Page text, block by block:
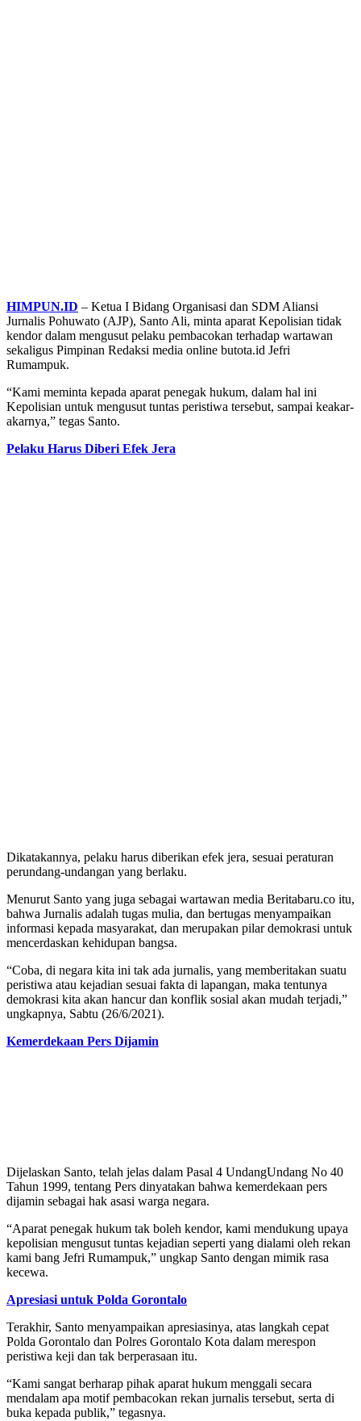
HIMPUN.ID – Ketua I Bidang Organisasi dan SDM Aliansi
Jurnalis Pohuwato (AJP), Santo Ali, minta aparat Kepolisian tidak
kendor dalam mengusut pelaku pembacokan terhadap wartawan
sekaligus Pimpinan Redaksi media online butota.id Jefri
Rumampuk.
“Kami meminta kepada aparat penegak hukum, dalam hal ini
Kepolisian untuk mengusut tuntas peristiwa tersebut, sampai keakar-
akarnya,” tegas Santo.
Pelaku Harus Diberi Efek Jera
Dikatakannya, pelaku harus diberikan efek jera, sesuai peraturan
perundang-undangan yang berlaku.
Menurut Santo yang juga sebagai wartawan media Beritabaru.co itu,
bahwa Jurnalis adalah tugas mulia, dan bertugas menyampaikan
informasi kepada masyarakat, dan merupakan pilar demokrasi untuk
mencerdaskan kehidupan bangsa.
“Coba, di negara kita ini tak ada jurnalis, yang memberitakan suatu
peristiwa atau kejadian sesuai fakta di lapangan, maka tentunya
demokrasi kita akan hancur dan konflik sosial akan mudah terjadi,”
ungkapnya, Sabtu (26/6/2021).
Kemerdekaan Pers Dijamin
Dijelaskan Santo, telah jelas dalam Pasal 4 UndangUndang No 40
Tahun 1999, tentang Pers dinyatakan bahwa kemerdekaan pers
dijamin sebagai hak asasi warga negara.
“Aparat penegak hukum tak boleh kendor, kami mendukung upaya
kepolisian mengusut tuntas kejadian seperti yang dialami oleh rekan
kami bang Jefri Rumampuk,” ungkap Santo dengan mimik rasa
kecewa.
Apresiasi untuk Polda Gorontalo
Terakhir, Santo menyampaikan apresiasinya, atas langkah cepat
Polda Gorontalo dan Polres Gorontalo Kota dalam merespon
peristiwa keji dan tak berperasaan itu.
“Kami sangat berharap pihak aparat hukum menggali secara
mendalam apa motif pembacokan rekan jurnalis tersebut, serta di
buka kepada publik,” tegasnya.